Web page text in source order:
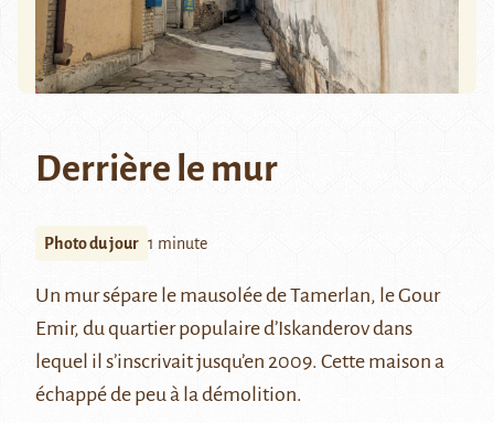
Derrière le mur
Photo du jour 1 minute
Un mursépare le mausolée de Tamerlan, leGour
Emir, du quartier populaire d’Iskanderov dans
lequel il s’inscrivait jusqu’en 2009. Cette maison a
échappé de peu à la démolition.